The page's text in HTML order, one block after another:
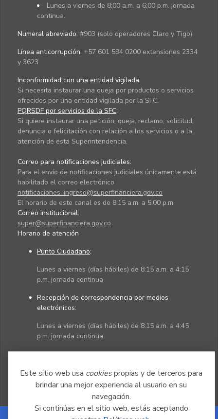
Este sitio web usa cookiespropias y de terceros para
brindar una mejor experiencia al usuario en su
navegación.
Si continúas en el sitio web, estás aceptando
Lunes a viernes de 8:00 a.m. a 6:00 p.m. jornada
continua.
Numeral abreviado: #903 (solo operadores Claro y Tigo)
Línea anticorrupción: +57 601 594 0200 extensiones 2334
y 3623
Inconformidad con una entidad vigilada:
Si necesita instaurar una queja por productos o servicios
ofrecidos por una entidad vigilada por la SFC.
PQRSDF por servicios de la SFC:
Si quiere instaurar una petición, queja, reclamo, solicitud,
denuncia o felicitación con relación a los servicios o a la
atención de esta Superintendencia.
Correo para notificaciones judiciales:
Para el envío de notificaciones judiciales únicamente está
habilitado el correo electrónico
notificaciones_ingreso@superfinanciera.gov.co
El horario de este canal es de 8:15 a.m. a 5:00 p.m.
Correo institucional:
super@superfinanciera.gov.co
Horario de atención
Punto Ciudadano:
Lunes a viernes (días hábiles) de 8:15 a.m. a 4:15
p.m. jornada continua
Recepción de correspondencia por medios
electrónicos:
Lunes a viernes (días hábiles) de 8:15 a.m. a 4:45
p.m. jornada continua